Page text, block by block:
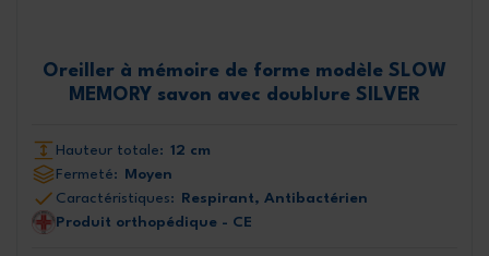
Oreiller à mémoire de forme modèle SLOW
MEMORY savon avec doublure SILVER
Hauteur totale: 12 cm
Fermeté: Moyen
Caractéristiques: Respirant, Antibactérien
Produit orthopédique - CE